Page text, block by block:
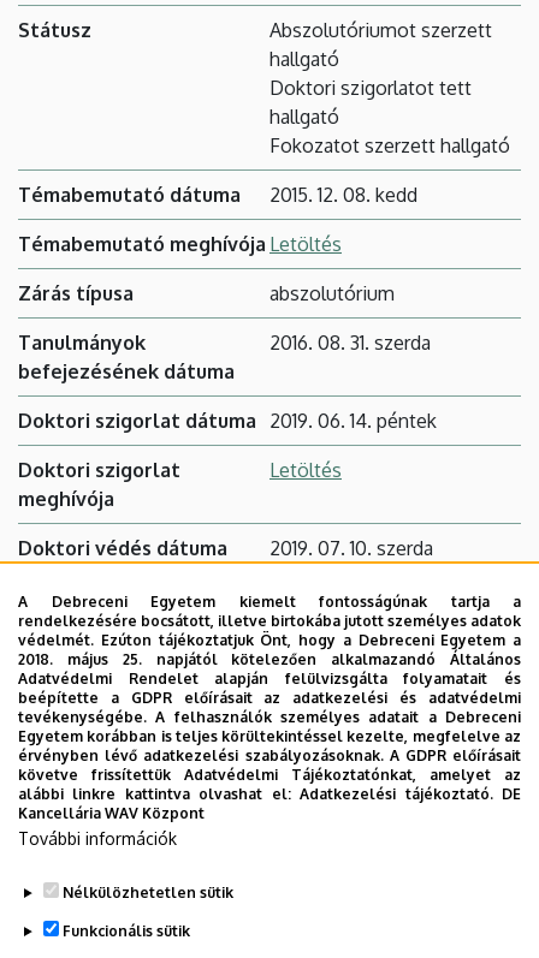
Státusz
Abszolutóriumot szerzett
hallgató
Doktori szigorlatot tett
hallgató
Fokozatot szerzett hallgató
Témabemutató dátuma 2015. 12. 08. kedd
Témabemutató meghívója Letöltés
Zárás típusa abszolutórium
Tanulmányok
befejezésének dátuma
2016. 08. 31. szerda
Doktori szigorlat dátuma 2019. 06. 14. péntek
Doktori szigorlat
meghívója
Letöltés
Doktori védés dátuma 2019. 07. 10. szerda
Doktori védés meghívója Letöltés
Disszertáció címe
La poésie en décalé.
Innovation, déplacement de
traditions poétiques et
naissance de nouveaux
genres chez Philippe de
Rémi, seigneur de
Legutóbbi frissítés: 2024. 06. 04. 13:21
A Debreceni Egyetem kiemelt fontosságúnak tartja a
rendelkezésére bocsátott, illetve birtokába jutott személyes adatok
védelmét. Ezúton tájékoztatjuk Önt, hogy a Debreceni Egyetem a
2018. május 25. napjától kötelezően alkalmazandó Általános
Adatvédelmi Rendelet alapján felülvizsgálta folyamatait és
beépítette a GDPR előírásait az adatkezelési és adatvédelmi
tevékenységébe. A felhasználók személyes adatait a Debreceni
Egyetem korábban is teljes körültekintéssel kezelte, megfelelve az
érvényben lévő adatkezelési szabályozásoknak. A GDPR előírásait
követve frissítettük Adatvédelmi Tájékoztatónkat, amelyet az
alábbi linkre kattintva olvashat el:Adatkezelési tájékoztató. DE
Kancellária WAV Központ
További információk
Nélkülözhetetlen sütik
Funkcionális sütik